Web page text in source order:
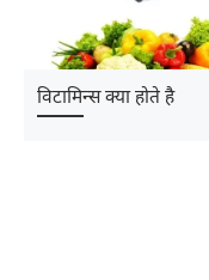
विटामिन्स क्या होते है